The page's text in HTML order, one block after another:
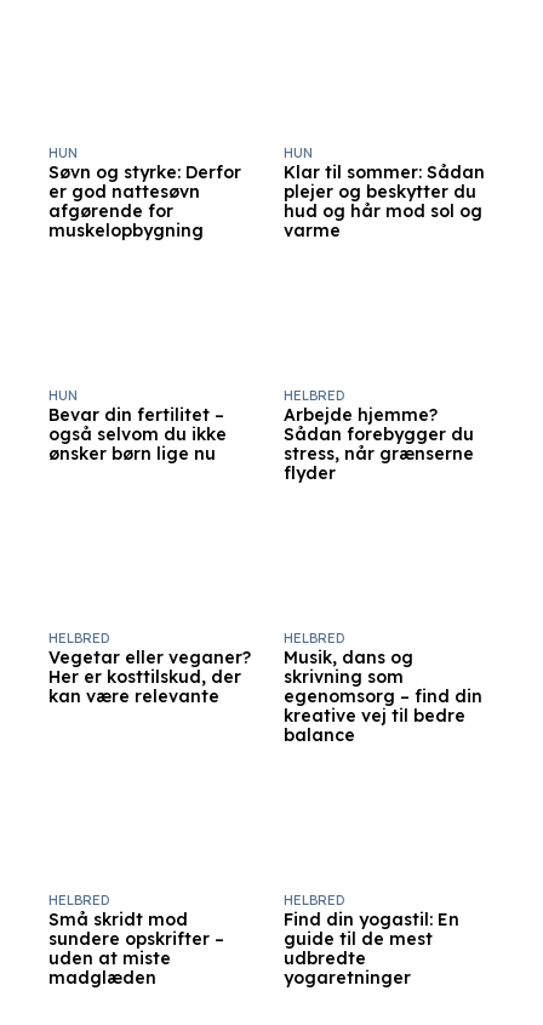
Søvn og styrke: Derfor
er god nattesøvn
afgørende for
muskelopbygning
HUN
Klar til sommer: Sådan
plejer og beskytter du
hud og hår mod sol og
varme
HUN
Bevar din fertilitet –
også selvom du ikke
ønsker børn lige nu
HUN
Arbejde hjemme?
Sådan forebygger du
stress, når grænserne
flyder
HELBRED
Vegetar eller veganer?
Her er kosttilskud, der
kan være relevante
HELBRED
Musik, dans og
skrivning som
egenomsorg – find din
kreative vej til bedre
balance
HELBRED
Små skridt mod
sundere opskrifter –
uden at miste
madglæden
HELBRED
Find din yogastil: En
guide til de mest
udbredte
yogaretninger
HELBRED